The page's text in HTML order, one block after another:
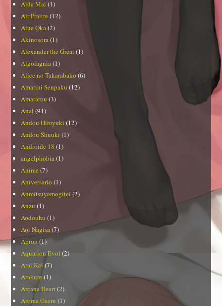
Aida Mai (1)
Air Praitre (12)
Aiue Oka(2)
Akinosora(1)
Alexander the Great (1)
Algolagnia(1)
Alice no Takarabako (6)
Amarini Senpaku (12)
Amatarou (3)
Anal (91)
Andou Hiroyuki (12)
Andou Shuuki (1)
Androide 18 (1)
angelphobia(1)
Anime (7)
Aniversario (1)
Anmitsuyomogitei (2)
Anzu (1)
Aodouhu (1)
Aoi Nagisa(7)
Apron (1)
Aquarion Evol (2)
Arai Kei (7)
Arakure(1)
Arcana Heart (2)
Aroma Gaeru (1)